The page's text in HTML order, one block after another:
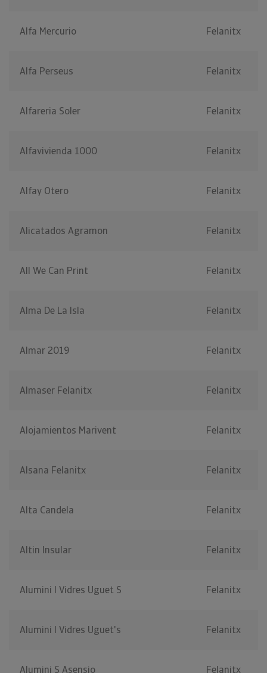
Alfa Mercurio Felanitx
Alfa Perseus Felanitx
Alfareria Soler Felanitx
Alfavivienda 1000 Felanitx
Alfay Otero Felanitx
Alicatados Agramon Felanitx
All We Can Print Felanitx
Alma De La Isla Felanitx
Almar 2019 Felanitx
Almaser Felanitx Felanitx
Alojamientos Marivent Felanitx
Alsana Felanitx Felanitx
Alta Candela Felanitx
Altin Insular Felanitx
Alumini I Vidres Uguet S Felanitx
Alumini I Vidres Uguet's Felanitx
Alumini S Asensio Felanitx